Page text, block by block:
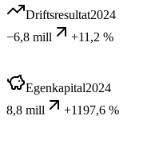
Driftsresultat2024
−6,8 mill
+11,2 %
Egenkapital2024
8,8 mill
+1197,6 %